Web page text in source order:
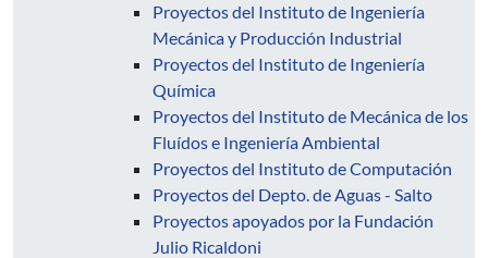
Proyectos del Instituto de Ingeniería
Mecánica y Producción Industrial
Proyectos del Instituto de Ingeniería
Química
Proyectos del Instituto de Mecánica de los
Fluídos e Ingeniería Ambiental
Proyectos del Instituto de Computación
Proyectos del Depto. de Aguas - Salto
Proyectos apoyados por la Fundación
Julio Ricaldoni